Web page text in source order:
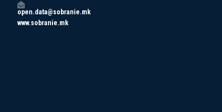
open.data@sobranie.mk
www.sobranie.mk